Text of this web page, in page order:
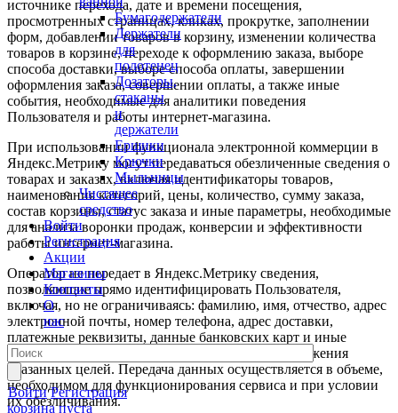
Бумагодержатели
Держатели
для
полотенец
Дозаторы,
стаканы
и
держатели
Ершики
Крючки
Мыльницы
Чистящее
средство
Войти
Регистрация
Акции
Магазины
Контакты
О
нас
Войти Регистрация
корзина пуста
источнике перехода, дате и времени посещения,
просмотренных страницах, кликах, прокрутке, заполнении
форм, добавлении товаров в корзину, изменении количества
товаров в корзине, переходе к оформлению заказа, выборе
способа доставки, выборе способа оплаты, завершении
оформления заказа, совершении оплаты, а также иные
события, необходимые для аналитики поведения
Пользователя и работы интернет-магазина.
При использовании функционала электронной коммерции в
Яндекс.Метрику могут передаваться обезличенные сведения о
товарах и заказах, включая идентификаторы товаров,
наименования категорий, цены, количество, сумму заказа,
состав корзины, статус заказа и иные параметры, необходимые
для анализа воронки продаж, конверсии и эффективности
работы интернет-магазина.
Оператор не передает в Яндекс.Метрику сведения,
позволяющие прямо идентифицировать Пользователя,
включая, но не ограничиваясь: фамилию, имя, отчество, адрес
электронной почты, номер телефона, адрес доставки,
платежные реквизиты, данные банковских карт и иные
персональные данные, не необходимые для достижения
указанных целей. Передача данных осуществляется в объеме,
необходимом для функционирования сервиса и при условии
их обезличивания.